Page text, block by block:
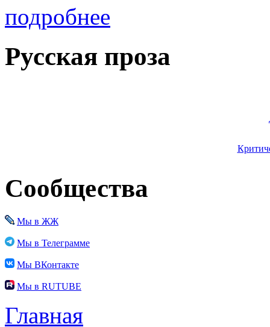
подробнее
Русская проза
Сообщества
Мы в ЖЖ
Мы в Телеграмме
Мы ВКонтакте
Мы в RUTUBE
Главная